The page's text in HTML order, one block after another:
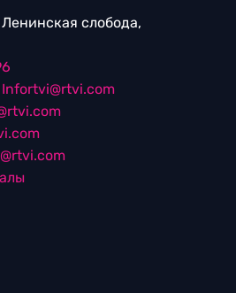
слобода,
Infortvi@rtvi.com